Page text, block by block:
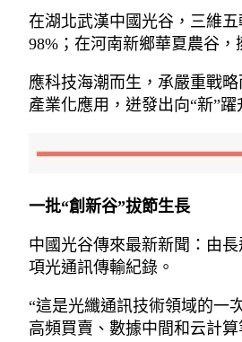
在湖北武漢中國光谷，三維
98%；在河南新鄉華夏農谷
應科技海潮而生，承嚴重戰
產業化應用，迸發出向“新”躍
一批“創新谷”拔節生長
中國光谷傳來最新新聞：由
項光通訊傳輸紀錄。
“這是光纖通訊技術領域的一
高頻買賣、數據中間和云計算